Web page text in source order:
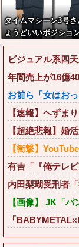
タイムマシーン3号
ょうどいいポジショ
ビジュアル系四
年間売上が16億
お前ら「女はお
【速報】へずま
【超絶悲報】婚
【衝撃】
有吉「『俺テレ
内田梨瑚受刑者
【画像】 JK「
「